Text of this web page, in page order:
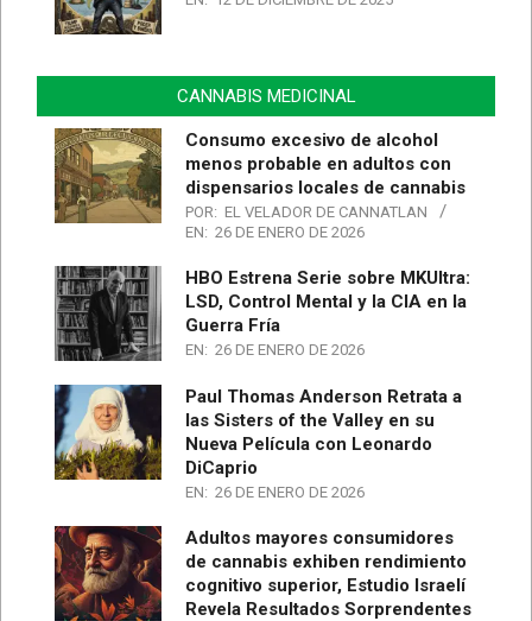
CANNABIS MEDICINAL
Consumo excesivo de alcohol
menos probable en adultos con
dispensarios locales de cannabis
POR: EL VELADOR DE CANNATLAN
EN: 26 DE ENERO DE 2026
HBO Estrena Serie sobre MKUltra:
LSD, Control Mental y la CIA en la
Guerra Fría
EN: 26 DE ENERO DE 2026
Paul Thomas Anderson Retrata a
las Sisters of the Valley en su
Nueva Película con Leonardo
DiCaprio
EN: 26 DE ENERO DE 2026
Adultos mayores consumidores
de cannabis exhiben rendimiento
cognitivo superior, Estudio Israelí
Revela Resultados Sorprendentes